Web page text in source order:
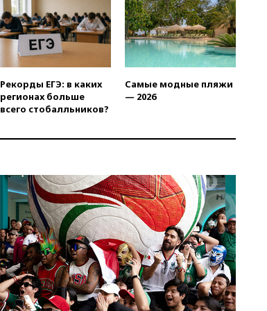
фондов на защиту трасс от
БПЛА
09:56
Хакеры нашли
документы об ударах ВСУ по
нефтяным терминалам в
России
WSJ: Трамп «сходит с
ума» из-за сообщений в СМИ
США
в 2028 году могут войти в
состав Евросоюза
09:18Пашинян сообщил о
приверженности Армении
основополагающим
принципам ЕАЭС
09:06 Гендиректора
удмуртской «Ижавиа»
попросили уволиться
Рекорды ЕГЭ: в каких
регионах больше
всего стобалльников?
Самые модные пляжи
— 2026